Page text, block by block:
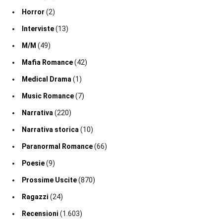
Horror (2)
Interviste(13)
M/M (49)
Mafia Romance(42)
Medical Drama(1)
Music Romance(7)
Narrativa(220)
Narrativa storica(10)
Paranormal Romance(66)
Poesie(9)
Prossime Uscite(870)
Ragazzi (24)
Recensioni (1.603)